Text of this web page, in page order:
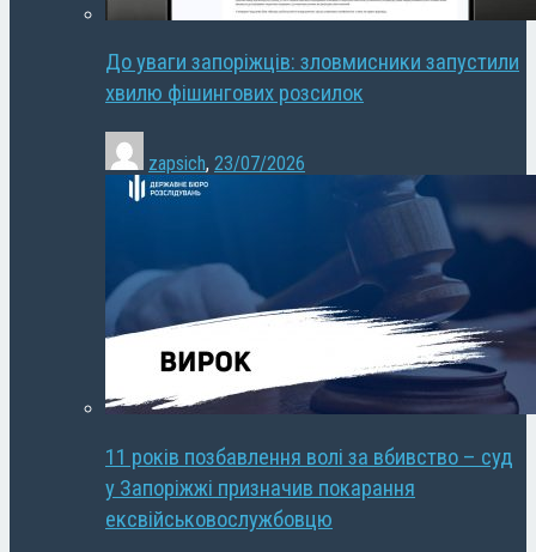
До уваги запоріжців: зловмисники запустили
хвилю фішингових розсилок
zapsich, 23/07/2026
11 років позбавлення волі за вбивство – суд
у Запоріжжі призначив покарання
ексвійськовослужбовцю